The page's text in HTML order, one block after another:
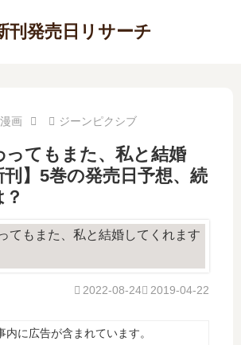
刊発売日リサーチ
漫画 ジーンピクシブ
ってもまた、私と結婚
】5巻の発売日予想、続
2019-04-22
2022-08-24
内に広告が含まれています。